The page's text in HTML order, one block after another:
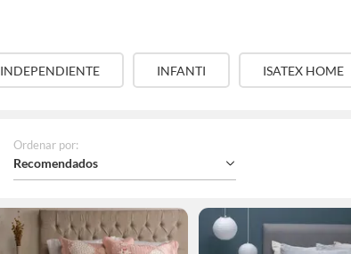
INDEPENDIENTE INFANTI ISATEX HOME
Ordenar por:
Recomendados